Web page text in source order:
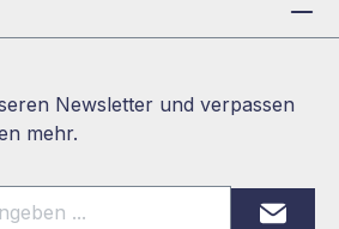
Newsletter und verpassen
mehr.